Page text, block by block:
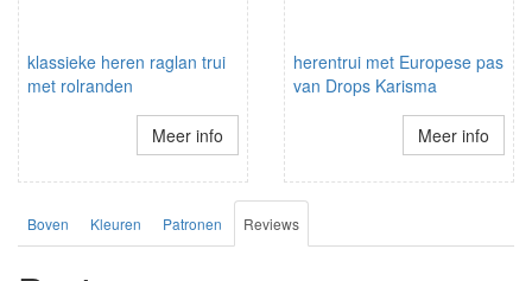
klassieke heren raglan trui
met rolranden
Meer info
herentrui met Europese pas
van Drops Karisma
Meer info
Boven Kleuren Patronen Reviews